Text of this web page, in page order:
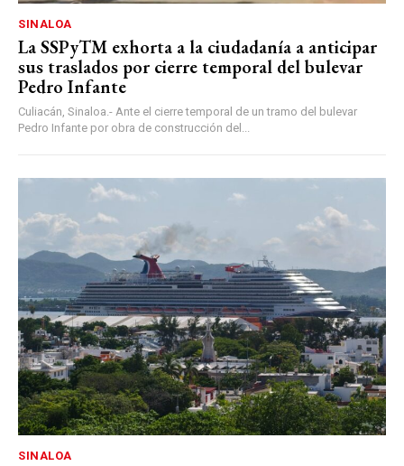
SINALOA
La SSPyTM exhorta a la ciudadanía a anticipar
sus traslados por cierre temporal del bulevar
Pedro Infante
Culiacán, Sinaloa.- Ante el cierre temporal de un tramo del bulevar
Pedro Infante por obra de construcción del...
SINALOA